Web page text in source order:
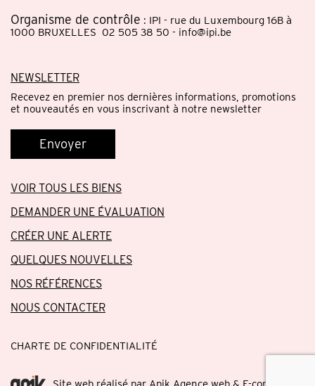
Organisme de contrôle : IPI - rue du Luxembourg 16B à
1000 BRUXELLES 02 505 38 50 - info@ipi.be
NEWSLETTER
Recevez en premier nos dernières informations, promotions
et nouveautés en vous inscrivant à notre newsletter
Envoyer
VOIR TOUS LES BIENS
DEMANDER UNE ÉVALUATION
CRÉER UNE ALERTE
QUELQUES NOUVELLES
NOS RÉFÉRENCES
NOUS CONTACTER
CHARTE DE CONFIDENTIALITÉ